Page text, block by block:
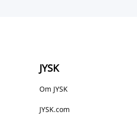
JYSK
Om JYSK
JYSK.com